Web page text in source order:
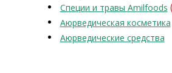
Специи и травы Amilfoods
Аюрведическая косметика
Аюрведические средства